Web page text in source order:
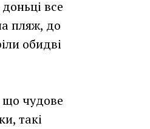
все
пляж, до
обидві
що чудове
такі